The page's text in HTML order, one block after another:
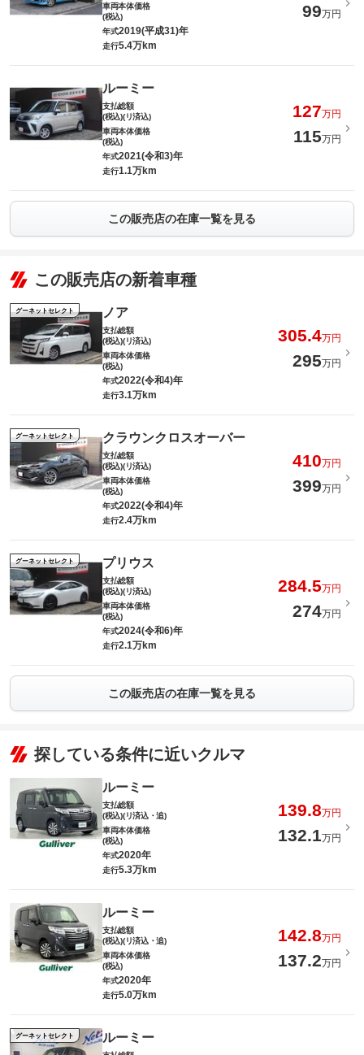
車両本体価格
(税込)
99万円
年式2019(平成31)年
走行5.4万km
ルーミー
支払総額
(税込)(リ済込)
127万円
車両本体価格
(税込)
115万円
年式2021(令和3)年
走行1.1万km
この販売店の在庫一覧を見る
この販売店の新着車種
グーネットセレクト ノア
支払総額
(税込)(リ済込)
305.4万円
車両本体価格
(税込)
295万円
年式2022(令和4)年
走行3.1万km
グーネットセレクト クラウンクロスオーバー
支払総額
(税込)(リ済込)
410万円
車両本体価格
(税込)
399万円
年式2022(令和4)年
走行2.4万km
グーネットセレクト プリウス
支払総額
(税込)(リ済込)
284.5万円
車両本体価格
(税込)
274万円
年式2024(令和6)年
走行2.1万km
この販売店の在庫一覧を見る
探している条件に近いクルマ
ルーミー
支払総額
(税込)(リ済込・追)
139.8万円
車両本体価格
(税込)
132.1万円
年式2020年
走行5.3万km
ルーミー
支払総額
(税込)(リ済込・追)
142.8万円
車両本体価格
(税込)
137.2万円
年式2020年
走行5.0万km
グーネットセレクト ルーミー